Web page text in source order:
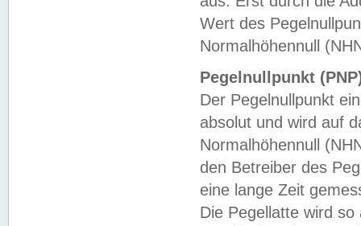
Wert des
Normalhöhennull
Pegelnullpunkt
Der Pegelnullpunkt
absolut und wird auf
Normalhöhennull
den Betreiber des
eine lange Zeit
Die Pegellatte wird